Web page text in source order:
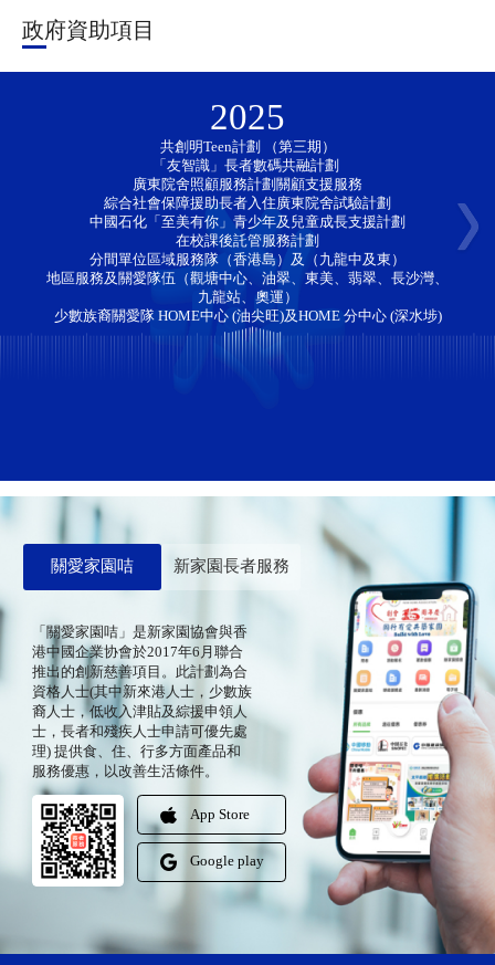
政府資助項目
2025
共創明Teen計劃 （第三期）
「友智識」長者數碼共融計劃
廣東院舍照顧服務計劃關顧支援服務
綜合社會保障援助長者入住廣東院舍試驗計劃
中國石化「至美有你」青少年及兒童成長支援計劃
在校課後託管服務計劃
分間單位區域服務隊（香港島）及（九龍中及東）
地區服務及關愛隊伍（觀塘中心、油翠、東美、翡翠、長沙灣、
九龍站、奧運）
少數族裔關愛隊 HOME中心 (油尖旺)及HOME 分中心 (深水埗)
關愛家園咭 新家園長者服務
「關愛家園咭」是新家園協會與香
港中國企業协會於2017年6月聯合
推出的創新慈善項目。此計劃為合
資格人士(其中新來港人士，少數族
裔人士，低收入津貼及綜援申領人
士，長者和殘疾人士申請可優先處
理) 提供食、住、行多方面產品和
服務優惠，以改善生活條件。
App Store
Google play